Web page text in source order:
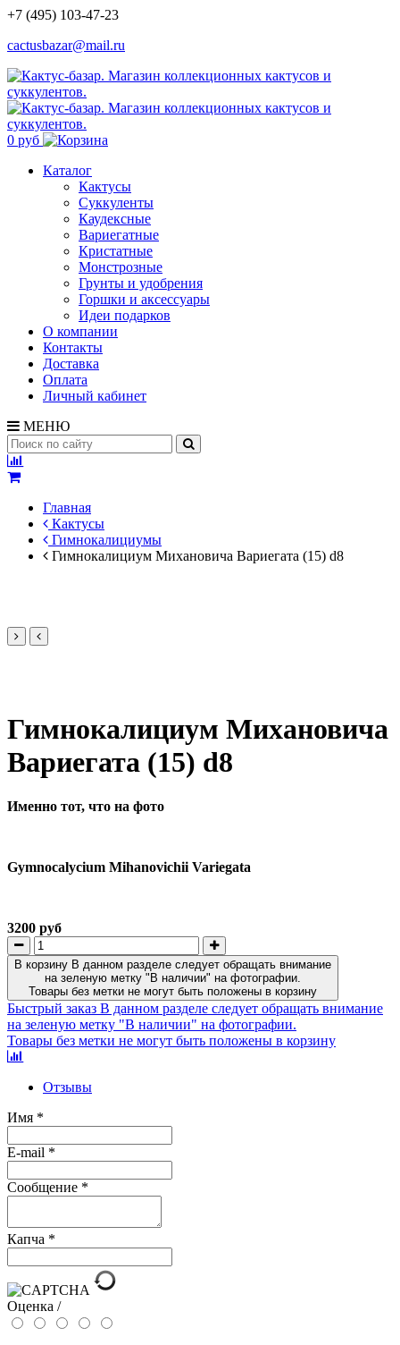
+7 (495) 103-47-23
cactusbazar@mail.ru
0 руб
Каталог
Кактусы
Суккуленты
Каудексные
Вариегатные
Кристатные
Монстрозные
Грунты и удобрения
Горшки и аксессуары
Идеи подарков
О компании
Контакты
Доставка
Оплата
Личный кабинет
МЕНЮ
Главная
Кактусы
Гимнокалициумы
Гимнокалициум Михановича Вариегата (15) d8
Гимнокалициум Михановича
Вариегата (15) d8
Именно тот, что на фото
Gymnocalycium Mihanovichii Variegata
3200 руб
В корзину В данном разделе следует обращать внимание
на зеленую метку "В наличии" на фотографии.
Товары без метки не могут быть положены в корзину
Быстрый заказ В данном разделе следует обращать внимание
на зеленую метку "В наличии" на фотографии.
Товары без метки не могут быть положены в корзину
Отзывы
Имя *
E-mail *
Сообщение *
Капча *
Оценка /